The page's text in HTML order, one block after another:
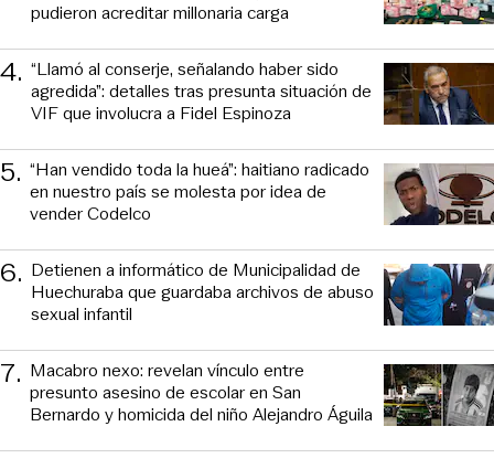
pudieron acreditar millonaria carga
4. “Llamó al conserje, señalando haber sido
agredida”: detalles tras presunta situación de
VIF que involucra a Fidel Espinoza
5. “Han vendido toda la hueá”: haitiano radicado
en nuestro país se molesta por idea de
vender Codelco
6. Detienen a informático de Municipalidad de
Huechuraba que guardaba archivos de abuso
sexual infantil
7. Macabro nexo: revelan vínculo entre
presunto asesino de escolar en San
Bernardo y homicida del niño Alejandro Águila